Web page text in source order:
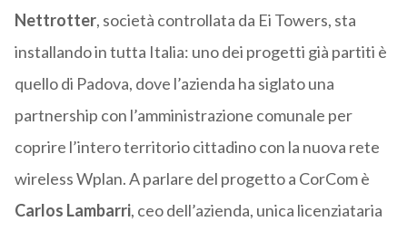
Nettrotter, società controllata da Ei Towers, sta
installando in tutta Italia: uno dei progetti già partiti è
quello di Padova, dove l’azienda ha siglato una
partnership con l’amministrazione comunale per
coprire l’intero territorio cittadino con la nuova rete
wireless Wplan. A parlare del progetto a CorCom è
Carlos Lambarri, ceo dell’azienda, unica licenziataria